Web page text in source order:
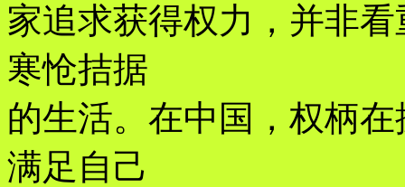
家追求获得权力，并非
寒怆拮据
的生活。在中国，权柄
满足自己